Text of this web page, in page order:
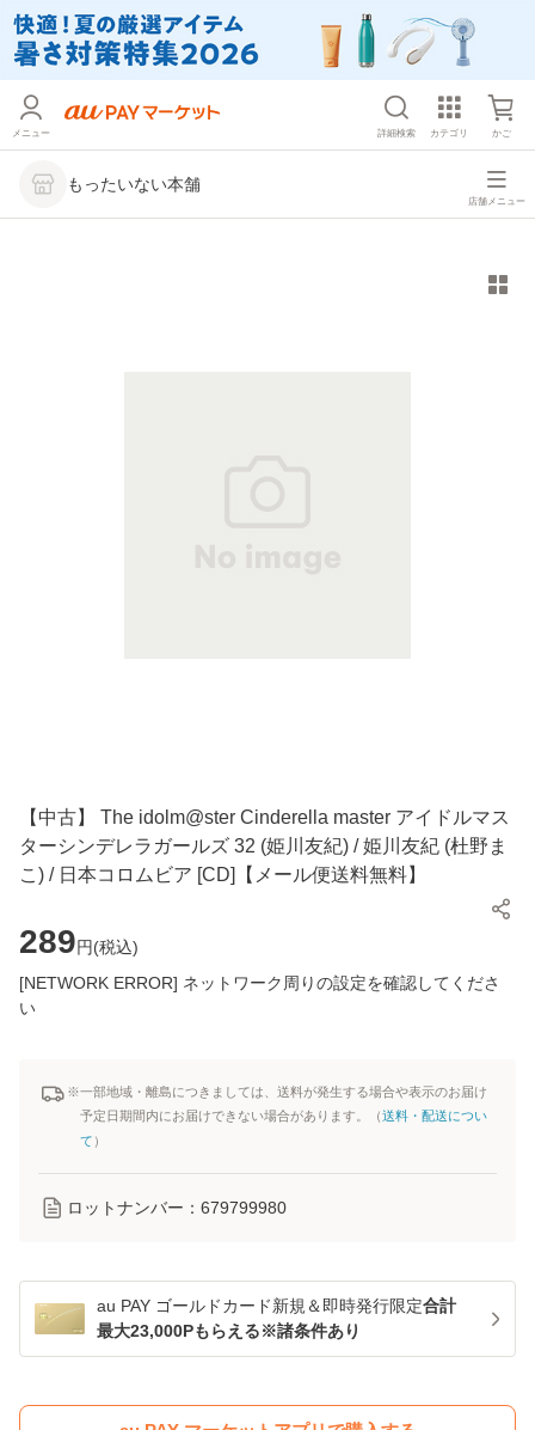
メニュー 詳細検索 カテゴリ かご
もったいない本舗
店舗メニュー
【中古】 The idolm@ster Cinderella master アイドルマス
ターシンデレラガールズ 32 (姫川友紀) / 姫川友紀 (杜野ま
こ) / 日本コロムビア [CD]【メール便送料無料】
289円(税込)
[NETWORK ERROR] ネットワーク周りの設定を確認してくださ
い
※一部地域・離島につきましては、送料が発生する場合や表示のお届け
予定日期間内にお届けできない場合があります。（送料・配送につい
て ）
ロットナンバー： 679799980
au PAY ゴールドカード新規＆即時発行限定合計
最大23,000Pもらえる※諸条件あり